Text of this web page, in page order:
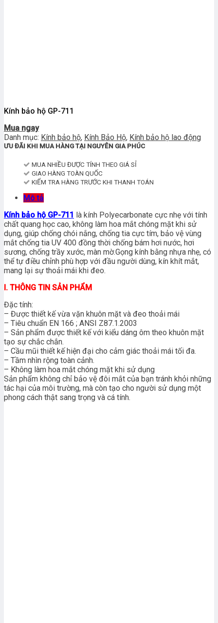
Kính bảo hộ GP-711
Mua ngay
Danh mục: Kính bảo hộ, Kính Bảo Hộ, Kính bảo hộ lao động
ƯU ĐÃI KHI MUA HÀNG TẠI NGUYÊN GIA PHÚC
MUA NHIỀU ĐƯỢC TÍNH THEO GIÁ SỈ
GIAO HÀNG TOÀN QUỐC
KIỂM TRA HÀNG TRƯỚC KHI THANH TOÁN
Mô tả
Kính bảo hộ GP-711 là kính Polyecarbonate cực nhẹ với tính
chất quang học cao, không làm hoa mắt chóng mặt khi sử
dụng, giúp chống chói nắng, chống tia cực tím, bảo vệ vùng
mắt chống tia UV 400 đồng thời chống bám hơi nước, hơi
sương, chống trầy xước, màn mờ.Gọng kính bằng nhựa nhẹ, có
thể tự điều chỉnh phù hợp với đầu người dùng, kín khít mắt,
mang lại sự thoải mái khi đeo.
I. THÔNG TIN SẢN PHẨM
Đặc tính:
– Được thiết kế vừa vặn khuôn mặt và đeo thoải mái
– Tiêu chuẩn EN 166 ; ANSI Z87.1.2003
– Sản phẩm được thiết kế với kiểu dáng ôm theo khuôn mặt
tạo sự chắc chắn.
– Cầu mũi thiết kế hiện đại cho cảm giác thoải mái tối đa.
– Tầm nhìn rộng toàn cảnh.
– Không làm hoa mắt chóng mặt khi sử dụng
Sản phẩm không chỉ bảo vệ đôi mắt của bạn tránh khỏi những
tác hại của môi trường, mà còn tạo cho người sử dụng một
phong cách thật sang trọng và cá tính.